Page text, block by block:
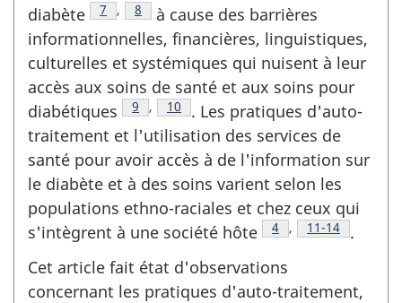
diabète
Note de fin due texte
7 , Note de fin due texte
8
à cause des barrières
informationnelles, financières, linguistiques,
culturelles et systémiques qui nuisent à leur
accès aux soins de santé et aux soins pour
diabétiques
Note de fin due texte
9 , Note de fin due texte
10
. Les pratiques d'auto-
traitement et l'utilisation des services de
santé pour avoir accès à de l'information sur
le diabète et à des soins varient selon les
populations ethno-raciales et chez ceux qui
s'intègrent à une société hôte
Note de fin due texte
4 , Note de fin
11-14
.
Cet article fait état d'observations
concernant les pratiques d'auto-traitement,